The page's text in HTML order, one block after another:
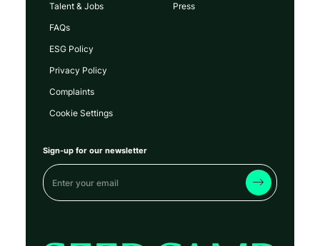
Talent & Jobs
FAQs
Press
ESG Policy
Privacy Policy
Complaints
Cookie Settings
Sign-up for our newsletter